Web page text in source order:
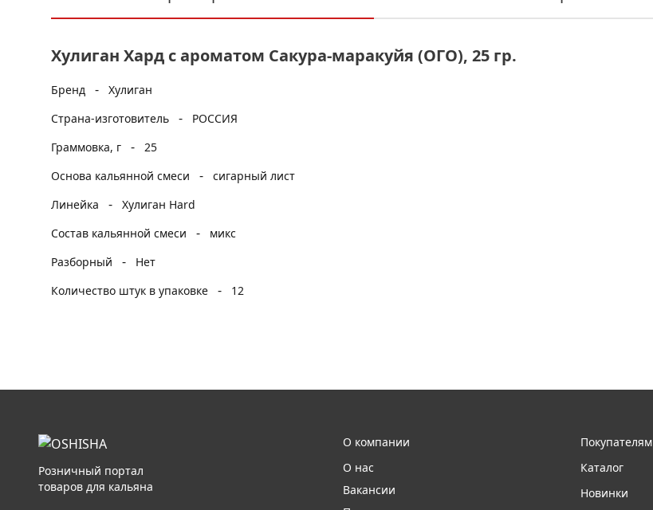
Хулиган Хард с ароматом Сакура-маракуйя (ОГО), 25 гр.
Бренд - Хулиган
Страна-изготовитель
-
РОССИЯ
Граммовка, г
- 25
Основа кальянной смеси
- сигарный лист
Линейка
- Хулиган Hard
Состав кальянной смеси
-
микс
Разборный
-
Нет
Количество штук в упаковке
- 12
Розничный портал
товаров для кальяна
О компании
О нас
Вакансии
Покупателям
Каталог
Новинки